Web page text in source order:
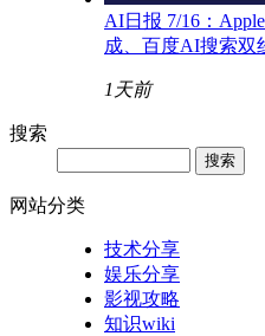
AI日报 7/16：
成、百度AI搜索双
1天前
搜索
网站分类
技术分享
娱乐分享
影视攻略
知识wiki